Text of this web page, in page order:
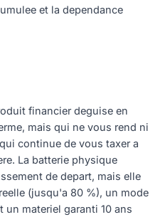
et la dependance
financier deguise en
mais qui ne vous rend ni
continue de vous taxer a
La batterie physique
de depart, mais elle
(jusqu'a 80 %), un mode
un materiel garanti 10 ans